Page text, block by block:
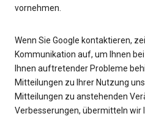
vornehmen.
Wenn Sie Google kontaktieren,
Kommunikation auf, um Ihnen
Ihnen auftretender Probleme
Mitteilungen zu Ihrer Nutzung
Mitteilungen zu anstehenden
Verbesserungen, übermitteln wir